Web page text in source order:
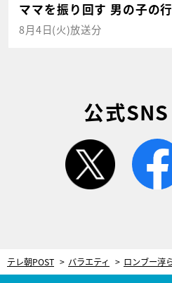
ママを振り回す 男の子の
8月4日(火)放送分
公式
twitter
テレ朝POST バラエティ